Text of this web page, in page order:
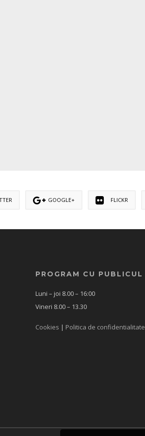
GOOGLE+ FLICKR
PROGRAM CU PUBLICUL
Luni – joi 8.00 – 16:00
Vineri 8.00 – 13.30
Cookies | Politica de confidentialitate